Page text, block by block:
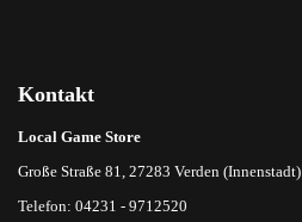
Kontakt
Local Game Store
Große Straße 81, 27283 Verden (Innenstadt)
Telefon: 04231 - 9712520